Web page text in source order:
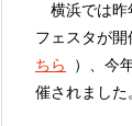
横浜では昨
フェスタが
ちら
）、今
催されました